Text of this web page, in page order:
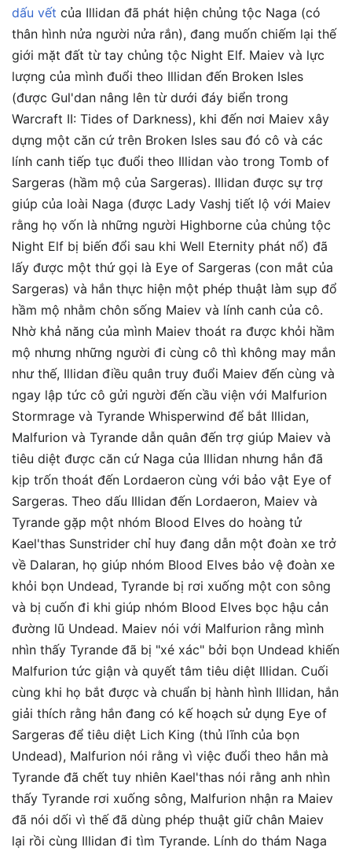
dấu vết của Illidan đã phát hiện chủng tộc Naga (có
thân hình nửa người nửa rắn), đang muốn chiếm lại thế
giới mặt đất từ tay chủng tộc Night Elf. Maiev và lực
lượng của mình đuổi theo Illidan đến Broken Isles
(được Gul'dan nâng lên từ dưới đáy biển trong
Warcraft II: Tides of Darkness), khi đến nơi Maiev xây
dựng một căn cứ trên Broken Isles sau đó cô và các
lính canh tiếp tục đuổi theo Illidan vào trong Tomb of
Sargeras (hầm mộ của Sargeras). Illidan được sự trợ
giúp của loài Naga (được Lady Vashj tiết lộ với Maiev
rằng họ vốn là những người Highborne của chủng tộc
Night Elf bị biến đổi sau khi Well Eternity phát nổ) đã
lấy được một thứ gọi là Eye of Sargeras (con mắt của
Sargeras) và hắn thực hiện một phép thuật làm sụp đổ
hầm mộ nhằm chôn sống Maiev và lính canh của cô.
Nhờ khả năng của mình Maiev thoát ra được khỏi hầm
mộ nhưng những người đi cùng cô thì không may mắn
như thế, Illidan điều quân truy đuổi Maiev đến cùng và
ngay lập tức cô gửi người đến cầu viện với Malfurion
Stormrage và Tyrande Whisperwind để bắt Illidan,
Malfurion và Tyrande dẫn quân đến trợ giúp Maiev và
tiêu diệt được căn cứ Naga của Illidan nhưng hắn đã
kịp trốn thoát đến Lordaeron cùng với bảo vật Eye of
Sargeras. Theo dấu Illidan đến Lordaeron, Maiev và
Tyrande gặp một nhóm Blood Elves do hoàng tử
Kael'thas Sunstrider chỉ huy đang dẫn một đoàn xe trở
về Dalaran, họ giúp nhóm Blood Elves bảo vệ đoàn xe
khỏi bọn Undead, Tyrande bị rơi xuống một con sông
và bị cuốn đi khi giúp nhóm Blood Elves bọc hậu cản
đường lũ Undead. Maiev nói với Malfurion rằng mình
nhìn thấy Tyrande đã bị "xé xác" bởi bọn Undead khiến
Malfurion tức giận và quyết tâm tiêu diệt Illidan. Cuối
cùng khi họ bắt được và chuẩn bị hành hình Illidan, hắn
giải thích rằng hắn đang có kế hoạch sử dụng Eye of
Sargeras để tiêu diệt Lich King (thủ lĩnh của bọn
Undead), Malfurion nói rằng vì việc đuổi theo hắn mà
Tyrande đã chết tuy nhiên Kael'thas nói rằng anh nhìn
thấy Tyrande rơi xuống sông, Malfurion nhận ra Maiev
đã nói dối vì thế đã dùng phép thuật giữ chân Maiev
lại rồi cùng Illidan đi tìm Tyrande. Lính do thám Naga